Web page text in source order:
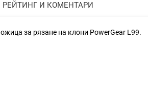
за рязане на клони PowerGear L99.
РЕЙТИНГ И КОМЕНТАРИ